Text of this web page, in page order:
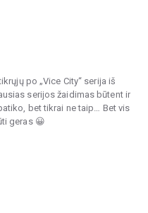
po „Vice City“ serija iš
serijos žaidimas būtent ir
bet tikrai ne taip… Bet vis
geras 😀